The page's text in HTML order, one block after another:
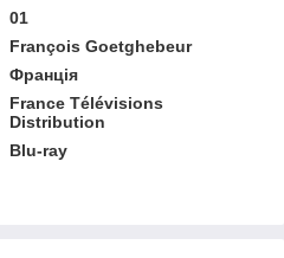
01
François Goetghebeur
Франція
France Télévisions
Distribution
Blu-ray